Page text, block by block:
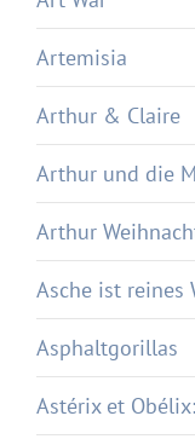
Artemisia
Arthur & Claire
Arthur und die
Arthur
Asche ist reines
Asphaltgorillas
Astérix et